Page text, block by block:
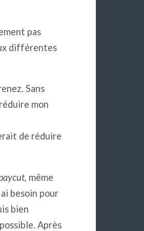
pas
différentes
Sans
mon
de réduire
même
besoin pour
bien
Après